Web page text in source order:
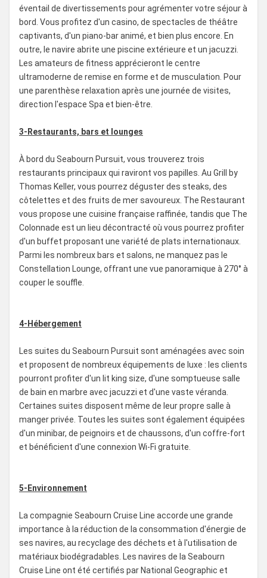
éventail de divertissements pour agrémenter votre séjour à
bord. Vous profitez d'un casino, de spectacles de théâtre
captivants, d'un piano-bar animé, et bien plus encore. En
outre, le navire abrite une piscine extérieure et un jacuzzi.
Les amateurs de fitness apprécieront le centre
ultramoderne de remise en forme et de musculation. Pour
une parenthèse relaxation après une journée de visites,
direction l'espace Spa et bien-être.
3-Restaurants, bars et lounges
À bord du Seabourn Pursuit, vous trouverez trois
restaurants principaux qui raviront vos papilles. Au Grill by
Thomas Keller, vous pourrez déguster des steaks, des
côtelettes et des fruits de mer savoureux. The Restaurant
vous propose une cuisine française raffinée, tandis que The
Colonnade est un lieu décontracté où vous pourrez profiter
d'un buffet proposant une variété de plats internationaux.
Parmi les nombreux bars et salons, ne manquez pas le
Constellation Lounge, offrant une vue panoramique à 270° à
couper le souffle.
4-Hébergement
Les suites du Seabourn Pursuit sont aménagées avec soin
et proposent de nombreux équipements de luxe : les clients
pourront profiter d'un lit king size, d'une somptueuse salle
de bain en marbre avec jacuzzi et d'une vaste véranda.
Certaines suites disposent même de leur propre salle à
manger privée. Toutes les suites sont également équipées
d'un minibar, de peignoirs et de chaussons, d'un coffre-fort
et bénéficient d'une connexion Wi-Fi gratuite.
5-Environnement
La compagnie Seabourn Cruise Line accorde une grande
importance à la réduction de la consommation d'énergie de
ses navires, au recyclage des déchets et à l'utilisation de
matériaux biodégradables. Les navires de la Seabourn
Cruise Line ont été certifiés par National Geographic et